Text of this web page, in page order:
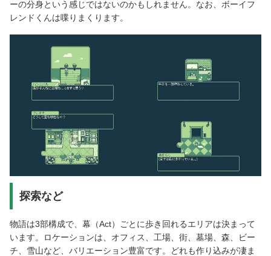
ーの分身という感じではないのかもしれません。なお、ボーイフ
レンドくんは喋りまくります。
探索など
物語は3部構成で、幕（Act）ごとに歩き回れるエリアは決まって
います。ロケーションは、オフィス、工場、街、墓場、森、ビー
チ、雪山など、バリエーション豊富です。どれも作り込みが凄ま